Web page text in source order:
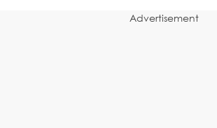
Advertisement